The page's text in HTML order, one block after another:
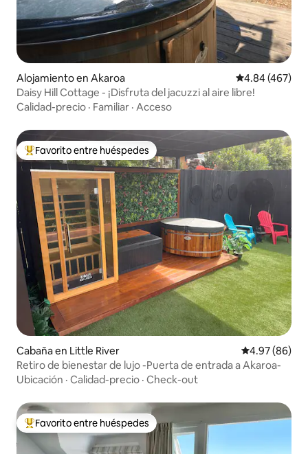
Alojamiento en Akaroa Calificación
4.84 (467)
Daisy Hill Cottage - ¡Disfruta del jacuzzi al aire libre!
Calidad-precio · Familiar · Acceso
Favorito entre huéspedes preferido
Favorito entre huéspedes
Cabaña en Little River Calificación
4.97 (86)
Retiro de bienestar de lujo -Puerta de entrada a Akaroa-
Ubicación · Calidad-precio · Check-out
Favorito entre huéspedes preferido
Favorito entre huéspedes